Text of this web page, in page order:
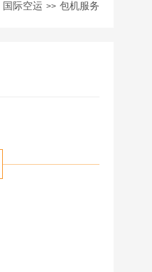
国际空运 >> 包机服务